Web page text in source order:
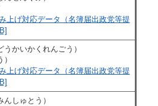
上げ対応データ（名簿届出政党等提
かいかくれんごう）
上げ対応データ（名簿届出政党等提
しゅとう）